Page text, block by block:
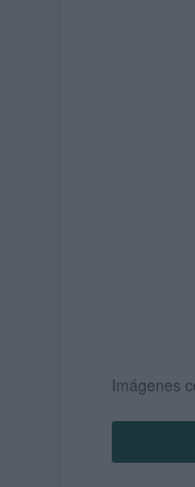
Imágenes